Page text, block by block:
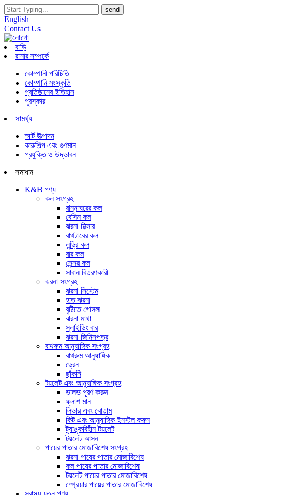
English
Contact Us
বাড়ি
রানার সম্পর্কে
কোম্পানী পরিচিতি
কোম্পানি সংস্কৃতি
প্রতিষ্ঠানের ইতিহাস
পুরস্কার
সামর্থ্য
স্মার্ট উত্পাদন
কারুশিল্প এবং গুণমান
প্রযুক্তি ও উদ্ভাবন
সমাধান
K&B পণ্য
কল সংগ্রহ
রান্নাঘরের কল
বেসিন কল
ঝরনা মিক্সার
বাথটাবের কল
লন্ড্রি কল
বার কল
সেন্সর কল
সাবান বিতরণকারী
ঝরনা সংগ্রহ
ঝরনা সিস্টেম
হাত ঝরনা
বৃষ্টিতে গোসল
ঝরনা মাথা
স্লাইডিং বার
ঝরনা জিনিসপত্র
বাথরুম আনুষাঙ্গিক সংগ্রহ
বাথরুম আনুষাঙ্গিক
ড্রেন
ছাঁকনি
টয়লেট এবং আনুষাঙ্গিক সংগ্রহ
ভালভ পূরণ করুন
ফ্লাশ মান
লিভার এবং বোতাম
কিট এবং আনুষাঙ্গিক ইনস্টল করুন
ট্যাঙ্কবিহীন টয়লেট
টয়লেট আসন
পায়ের পাতার মোজাবিশেষ সংগ্রহ
ঝরনা পায়ের পাতার মোজাবিশেষ
কল পায়ের পাতার মোজাবিশেষ
টয়লেট পায়ের পাতার মোজাবিশেষ
স্প্রেয়ার পায়ের পাতার মোজাবিশেষ